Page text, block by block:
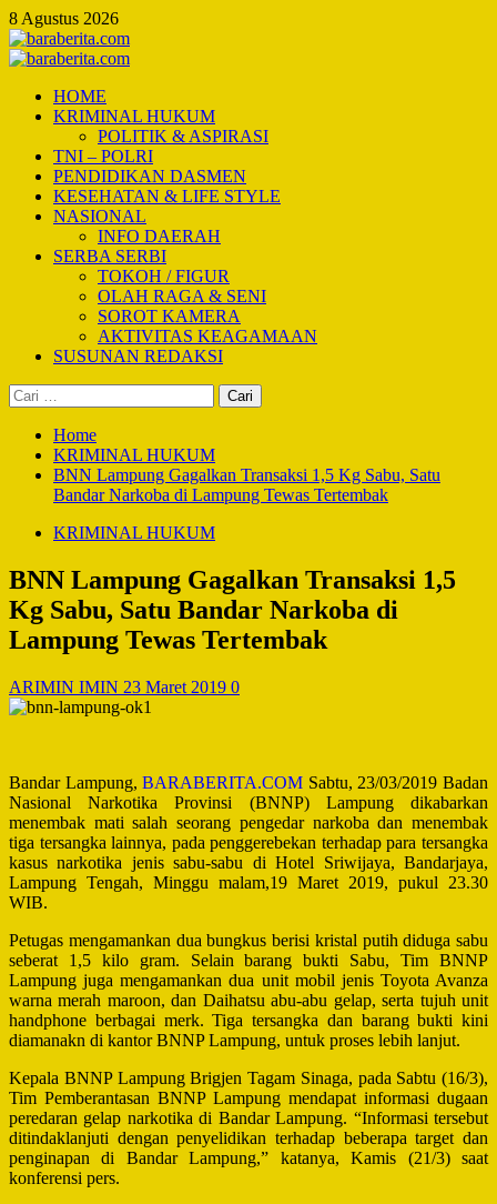
Skip
to
content
8 Agustus 2026
Primary
HOME
KRIMINAL HUKUM
POLITIK & ASPIRASI
TNI – POLRI
PENDIDIKAN DASMEN
KESEHATAN & LIFE STYLE
NASIONAL
INFO DAERAH
SERBA SERBI
TOKOH / FIGUR
OLAH RAGA & SENI
SOROT KAMERA
AKTIVITAS KEAGAMAAN
SUSUNAN REDAKSI
Cari
untuk:
Home
KRIMINAL HUKUM
BNN Lampung Gagalkan Transaksi 1,5 Kg Sabu, Satu
Bandar Narkoba di Lampung Tewas Tertembak
KRIMINAL HUKUM
BNN Lampung Gagalkan Transaksi 1,5
Kg Sabu, Satu Bandar Narkoba di
Lampung Tewas Tertembak
ARIMIN IMIN 23 Maret 2019 0
Bandar Lampung, BARABERITA.COM Sabtu, 23/03/2019 Badan
Nasional Narkotika Provinsi (BNNP) Lampung dikabarkan
menembak mati salah seorang pengedar narkoba dan menembak
tiga tersangka lainnya, pada penggerebekan terhadap para tersangka
kasus narkotika jenis sabu-sabu di Hotel Sriwijaya, Bandarjaya,
Lampung Tengah, Minggu malam,19 Maret 2019, pukul 23.30
WIB.
Petugas mengamankan dua bungkus berisi kristal putih diduga sabu
seberat 1,5 kilo gram. Selain barang bukti Sabu, Tim BNNP
Lampung juga mengamankan dua unit mobil jenis Toyota Avanza
warna merah maroon, dan Daihatsu abu-abu gelap, serta tujuh unit
handphone berbagai merk. Tiga tersangka dan barang bukti kini
diamanakn di kantor BNNP Lampung, untuk proses lebih lanjut.
Kepala BNNP Lampung Brigjen Tagam Sinaga, pada Sabtu (16/3),
Tim Pemberantasan BNNP Lampung mendapat informasi dugaan
peredaran gelap narkotika di Bandar Lampung. “Informasi tersebut
ditindaklanjuti dengan penyelidikan terhadap beberapa target dan
penginapan di Bandar Lampung,” katanya, Kamis (21/3) saat
konferensi pers.